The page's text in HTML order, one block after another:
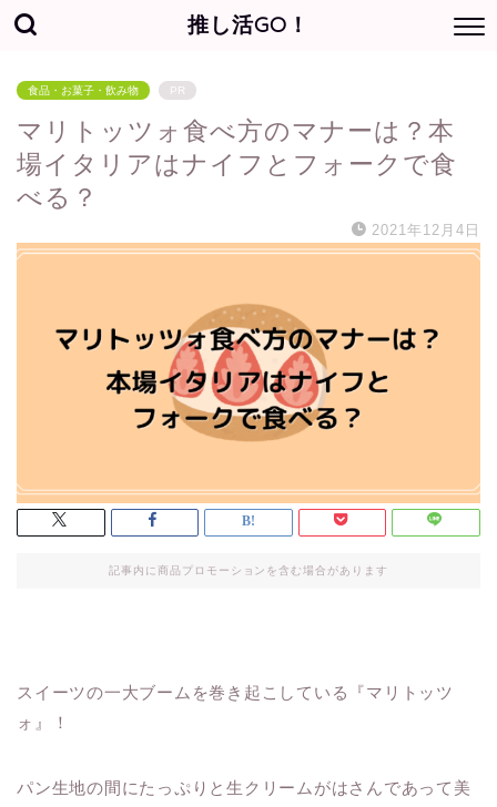
推し活GO！
食品・お菓子・飲み物 PR
マリトッツォ食べ方のマナーは？本
場イタリアはナイフとフォークで食
べる？
2021年12月4日
記事内に商品プロモーションを含む場合があります
スイーツの一大ブームを巻き起こしている『マリトッツ
ォ』！
パン生地の間にたっぷりと生クリームがはさんであって美